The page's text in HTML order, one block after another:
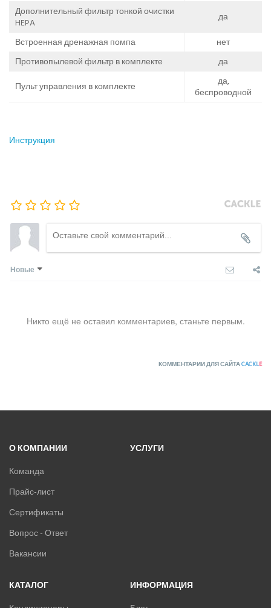
Дополнительный фильтр тонкой очистки
HEPA
да
Встроенная дренажная помпа
нет
Противопылевой фильтр в комплекте
да
Пульт управления в комплекте
да,
беспроводной
Инструкция
Новые
Никто ещё не оставил комментариев, станьте первым.
КОММЕНТАРИИ ДЛЯ САЙТАCACKLE
О КОМПАНИИ
Команда
Прайс-лист
Сертификаты
Вопрос - Ответ
Вакансии
УСЛУГИ
КАТАЛОГ
ИНФОРМАЦИЯ